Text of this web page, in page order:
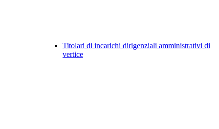
Titolari di incarichi dirigenziali amministrativi di
vertice